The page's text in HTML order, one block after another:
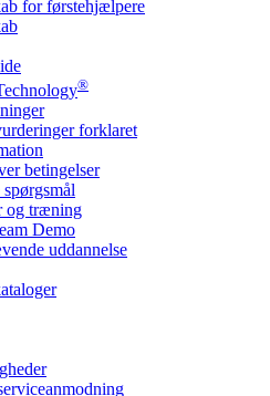
for førstehjælpere
®
forklaret
betingelser
og træning
Demo
uddannelse